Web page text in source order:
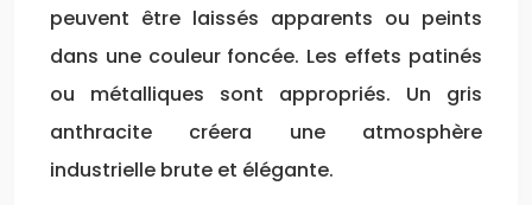
peuvent être laissés apparents ou peints
dans une couleur foncée. Les effets patinés
ou métalliques sont appropriés. Un gris
anthracite créera une atmosphère
industrielle brute et élégante.